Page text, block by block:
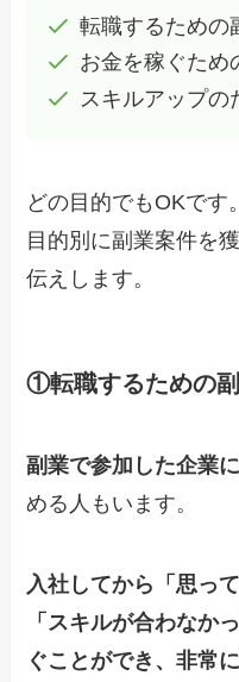
転職するための
お金を稼ぐため
スキルアップの
どの目的でもOKです。
目的別に副業案件を
伝えします。
①転職するための
副業で参加した企業
める人もいます。
入社してから「思っ
「スキルが合わなか
ぐことができ、非常